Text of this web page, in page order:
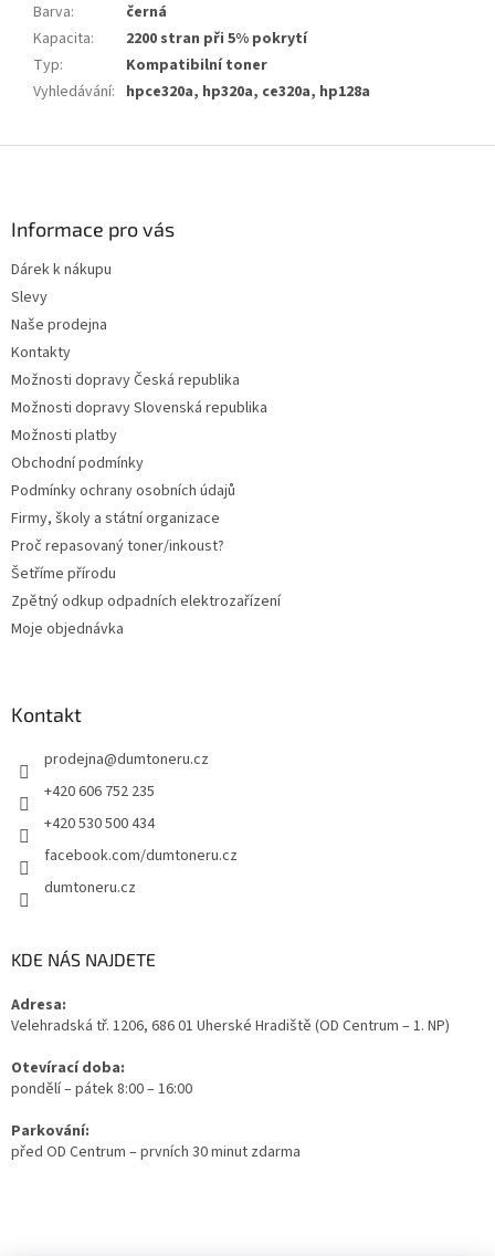
Barva:
černá
Kapacita:
2200 stran při 5% pokrytí
Typ:
Kompatibilní toner
Vyhledávání: hpce320a, hp320a, ce320a, hp128a
Informace pro vás
Dárek k nákupu
Slevy
Naše prodejna
Kontakty
Možnosti dopravy Česká republika
Možnosti dopravy Slovenská republika
Možnosti platby
Obchodní podmínky
Podmínky ochrany osobních údajů
Firmy, školy a státní organizace
Proč repasovaný toner/inkoust?
Šetříme přírodu
Zpětný odkup odpadních elektrozařízení
Moje objednávka
Kontakt
prodejna@dumtoneru.cz
+420 606 752 235
+420 530 500 434
facebook.com/dumtoneru.cz
dumtoneru.cz
KDE NÁS NAJDETE
Adresa:
Velehradská tř. 1206, 686 01 Uherské Hradiště (OD Centrum – 1. NP)
Otevírací doba:
pondělí – pátek 8:00 – 16:00
Parkování:
před OD Centrum – prvních 30 minut zdarma